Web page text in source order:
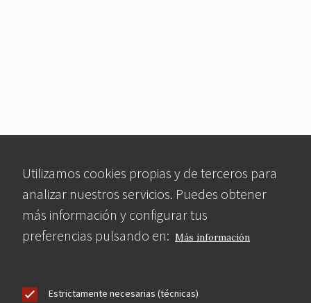
Utilizamos cookies propias y de terceros para
analizar nuestros servicios. Puedes obtener
más información y configurar tus
preferencias pulsando en: Más información
Estrictamente necesarias (técnicas)